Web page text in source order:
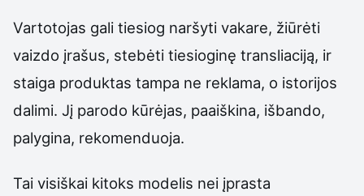
Vartotojas gali tiesiog naršyti vakare, žiūrėti
vaizdo įrašus, stebėti tiesioginę transliaciją, ir
staiga produktas tampa ne reklama, o istorijos
dalimi. Jį parodo kūrėjas, paaiškina, išbando,
palygina, rekomenduoja.
Tai visiškai kitoks modelis nei įprasta